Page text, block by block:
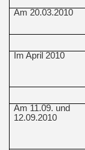
Am 20.03.2010
Im April 2010
Am 11.09. und
12.09.2010